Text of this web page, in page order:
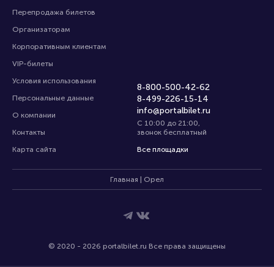
Перепродажа билетов
Организаторам
Корпоративным клиентам
VIP-билеты
Условия использования
Персональные данные
О компании
Контакты
Карта сайта
8-800-500-42-62
8-499-226-15-14
info@portalbilet.ru
С 10:00 до 21:00,
звонок бесплатный
Все площадки
Главная Орел
© 2020 - 2026 portalbilet.ru Все права защищены